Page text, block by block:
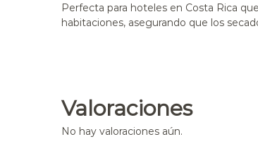
Perfecta para hoteles en Costa Rica
habitaciones, asegurando que los
Valoraciones
No hay valoraciones aún.